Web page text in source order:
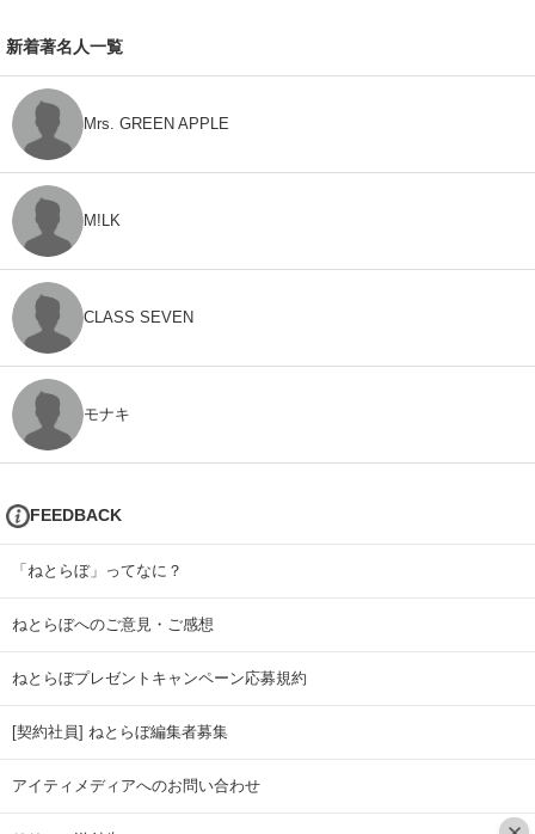
新着著名人一覧
Mrs. GREEN APPLE
M!LK
CLASS SEVEN
モナキ
FEEDBACK
「ねとらぼ」ってなに？
ねとらぼへのご意見・ご感想
ねとらぼプレゼントキャンペーン応募規約
[契約社員] ねとらぼ編集者募集
アイティメディアへのお問い合わせ